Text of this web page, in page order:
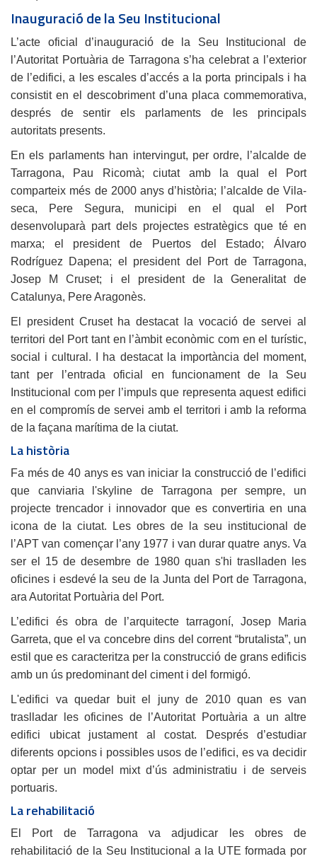
Inauguració de la Seu Institucional
L’acte oficial d’inauguració de la Seu Institucional de
l’Autoritat Portuària de Tarragona s’ha celebrat a l’exterior
de l’edifici, a les escales d’accés a la porta principals i ha
consistit en el descobriment d’una placa commemorativa,
després de sentir els parlaments de les principals
autoritats presents.
En els parlaments han intervingut, per ordre, l’alcalde de
Tarragona, Pau Ricomà; ciutat amb la qual el Port
comparteix més de 2000 anys d’història; l’alcalde de Vila-
seca, Pere Segura, municipi en el qual el Port
desenvoluparà part dels projectes estratègics que té en
marxa; el president de Puertos del Estado; Álvaro
Rodríguez Dapena; el president del Port de Tarragona,
Josep M Cruset; i el president de la Generalitat de
Catalunya, Pere Aragonès.
El president Cruset ha destacat la vocació de servei al
territori del Port tant en l’àmbit econòmic com en el turístic,
social i cultural. I ha destacat la importància del moment,
tant per l’entrada oficial en funcionament de la Seu
Institucional com per l’impuls que representa aquest edifici
en el compromís de servei amb el territori i amb la reforma
de la façana marítima de la ciutat.
La història
Fa més de 40 anys es van iniciar la construcció de l’edifici
que canviaria l'skyline de Tarragona per sempre, un
projecte trencador i innovador que es convertiria en una
icona de la ciutat. Les obres de la seu institucional de
l’APT van començar l’any 1977 i van durar quatre anys. Va
ser el 15 de desembre de 1980 quan s'hi traslladen les
oficines i esdevé la seu de la Junta del Port de Tarragona,
ara Autoritat Portuària del Port.
L’edifici és obra de l’arquitecte tarragoní, Josep Maria
Garreta, que el va concebre dins del corrent “brutalista”, un
estil que es caracteritza per la construcció de grans edificis
amb un ús predominant del ciment i del formigó.
L'edifici va quedar buit el juny de 2010 quan es van
traslladar les oficines de l’Autoritat Portuària a un altre
edifici ubicat justament al costat. Després d’estudiar
diferents opcions i possibles usos de l’edifici, es va decidir
optar per un model mixt d’ús administratiu i de serveis
portuaris.
La rehabilitació
El Port de Tarragona va adjudicar les obres de
rehabilitació de la Seu Institucional a la UTE formada por